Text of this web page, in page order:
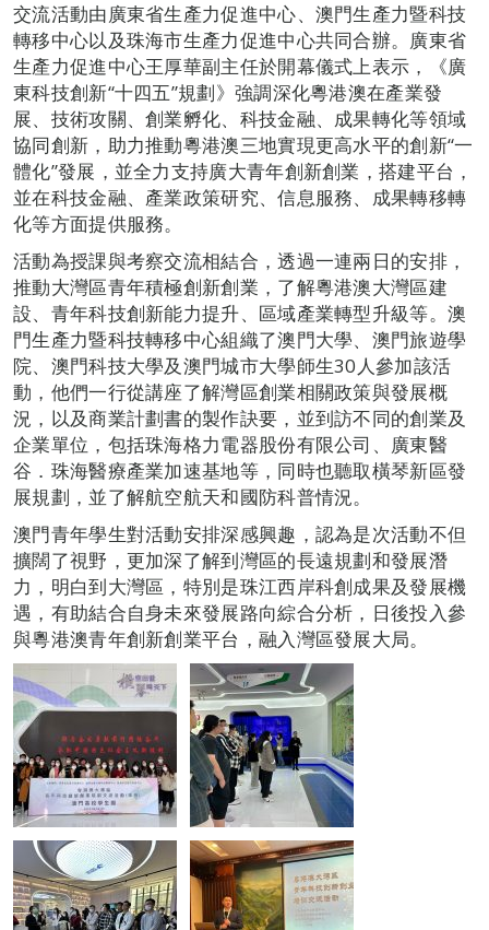
交流活動由廣東省生產力促進中心、澳門生產力暨科技
轉移中心以及珠海市生產力促進中心共同合辦。廣東省
生產力促進中心王厚華副主任於開幕儀式上表示，《廣
東科技創新“十四五”規劃》強調深化粵港澳在產業發
展、技術攻關、創業孵化、科技金融、成果轉化等領域
協同創新，助力推動粵港澳三地實現更高水平的創新“一
體化”發展，並全力支持廣大青年創新創業，搭建平台，
並在科技金融、產業政策研究、信息服務、成果轉移轉
化等方面提供服務。
活動為授課與考察交流相結合，透過一連兩日的安排，
推動大灣區青年積極創新創業，了解粵港澳大灣區建
設、青年科技創新能力提升、區域產業轉型升級等。澳
門生產力暨科技轉移中心組織了澳門大學、澳門旅遊學
院、澳門科技大學及澳門城市大學師生30人參加該活
動，他們一行從講座了解灣區創業相關政策與發展概
況，以及商業計劃書的製作訣要，並到訪不同的創業及
企業單位，包括珠海格力電器股份有限公司、廣東醫
谷．珠海醫療產業加速基地等，同時也聽取橫琴新區發
展規劃，並了解航空航天和國防科普情況。
澳門青年學生對活動安排深感興趣，認為是次活動不但
擴闊了視野，更加深了解到灣區的長遠規劃和發展潛
力，明白到大灣區，特別是珠江西岸科創成果及發展機
遇，有助結合自身未來發展路向綜合分析，日後投入參
與粵港澳青年創新創業平台，融入灣區發展大局。